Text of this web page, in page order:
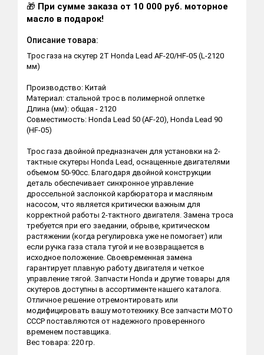
🎁 При сумме заказа от 10 000 руб. моторное
масло в подарок!
Описание товара:
Трос газа на скутер 2T Honda Lead AF-20/HF-05 (L-2120
мм)
Производство: Китай
Материал: стальной трос в полимерной оплетке
Длина (мм): общая - 2120
Совместимость: Honda Lead 50 (AF-20), Honda Lead 90
(HF-05)
Трос газа двойной предназначен для установки на 2-
тактные скутеры Honda Lead, оснащенные двигателями
объемом 50-90сс. Благодаря двойной конструкции
деталь обеспечивает синхронное управление
дроссельной заслонкой карбюратора и масляным
насосом, что является критически важным для
корректной работы 2-тактного двигателя. Замена троса
требуется при его заедании, обрыве, критическом
растяжении (когда регулировка уже не помогает) или
если ручка газа стала тугой и не возвращается в
исходное положение. Своевременная замена
гарантирует плавную работу двигателя и четкое
управление тягой. Запчасти Honda и другие товары для
скутеров доступны в ассортименте нашего каталога.
Отличное решение отремонтировать или
модифицировать вашу мототехнику. Все запчасти МОТО
СССР поставляются от надежного проверенного
временем поставщика.
Вес товара: 220 гр.